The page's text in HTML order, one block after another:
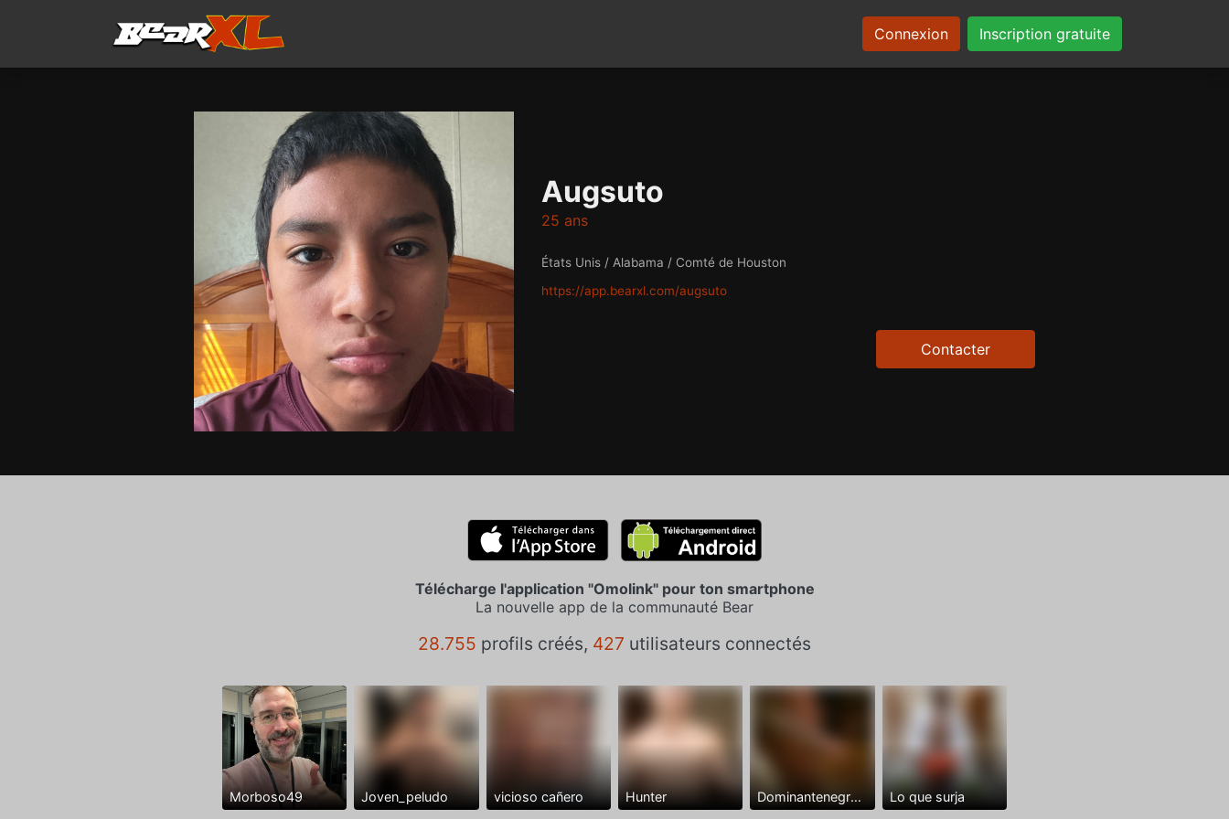
Connexion Inscription gratuite
Augsuto
25 ans
États Unis / Alabama / Comté de Houston
https://app.bearxl.com/augsuto
Contacter
Télécharge l'application "Omolink" pour ton smartphone
La nouvelle app de la communauté Bear
28.755 profils créés, 427 utilisateurs connectés
Morboso49 Joven_peludo vicioso cañero Hunter Dominantenegro ya Lo que surja